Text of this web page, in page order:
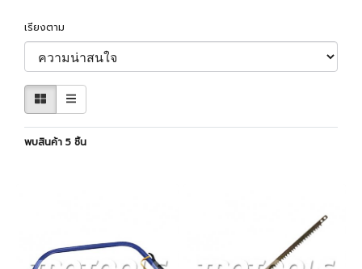
เรียงตาม
พบสินค้า 5 ชิ้น